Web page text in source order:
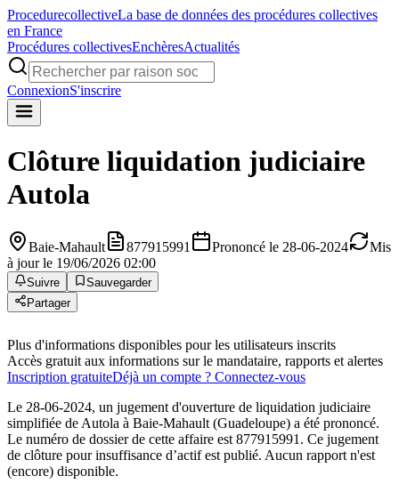
ProcedurecollectiveLa base de données des procédures collectives
en France
Procédures collectivesEnchèresActualités
ConnexionS'inscrire
Clôture liquidation judiciaire
Autola
Baie-Mahault 877915991 Prononcé le 28-06-2024
Mis
à jour le 19/06/2026 02:00
Suivre
Sauvegarder
Partager
Plus d'informations disponibles pour les utilisateurs inscrits
Accès gratuit aux informations sur le mandataire, rapports et alertes
Inscription gratuiteDéjà un compte ? Connectez-vous
Le 28-06-2024, un jugement d'ouverture de liquidation judiciaire
simplifiée de Autola à Baie-Mahault (Guadeloupe) a été prononcé.
Le numéro de dossier de cette affaire est 877915991. Ce jugement
de clôture pour insuffisance d’actif est publié. Aucun rapport n'est
(encore) disponible.